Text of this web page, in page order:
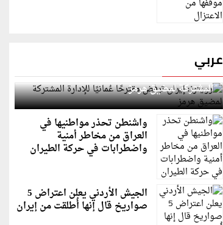
عربي
رويترز: إيران ترفض مقترحًا عُمانيًا للإدارة
المشتركة لمضيق هرمز
واشنطن تحذر مواطنيها في
العراق من مخاطر أمنية
واضطرابات في حركة الطيران
الجيش الأردني يعلن اعتراض 5
صواريخ قال إنها أُطلقت من إيران